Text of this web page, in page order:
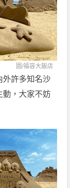
圖/福容大飯店
外許多知名沙
動，大家不妨